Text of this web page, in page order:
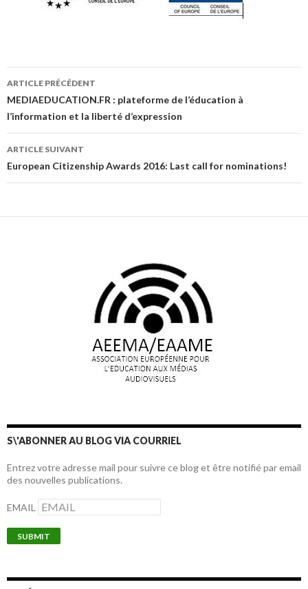
Navigation
des
articles
ARTICLE PRÉCÉDENT
MEDIAEDUCATION.FR : plateforme de l’éducation à
l’information et la liberté d’expression
ARTICLE SUIVANT
European Citizenship Awards 2016: Last call for nominations!
S\'ABONNER AU BLOG VIA COURRIEL
Entrez votre adresse mail pour suivre ce blog et être notifié par email
des nouvelles publications.
EMAIL